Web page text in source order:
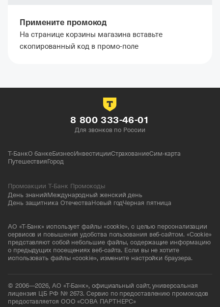
Примените промокод
На странице корзины магазина вставьте
скопированный код в промо-поле
8 800 333-46-01
Для звонков по России
Т-БанкО банкеБизнесИнвестицииСтрахованиеСим-карта
ПутешествияГород
Промоакции Т-Банк Промокоды
День знанийМеждународный женский день
День защитника ОтечестваНовый годЧерная пятница
АО «Т-Банк» использует файлы «cookie», с целью персонализации
сервисов и повышения удобства пользования веб-сайтом. «Cookie»
представляют собой небольшие файлы, содержащие информацию
о предыдущих посещениях веб-сайта. Если вы не хотите
использовать файлы «cookie», измените настройки браузера.
© 2006—2026, АО «Т-Банк», официальный сайт, универсальная
лицензия ЦБ РФ № 2673. Сервис по предоставлению промокодов
предоставляется ООО «СОВА ПАРТНЕРС»